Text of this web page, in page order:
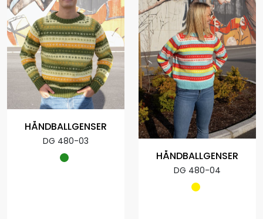
HÅNDBALLGENSER
DG 480-03
HÅNDBALLGENSER
DG 480-04